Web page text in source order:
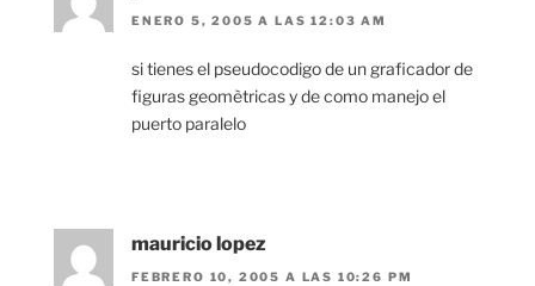
ENERO 5, 2005 A LAS 12:03 AM
si tienes el pseudocodigo de un graficador de
figuras geomètricas y de como manejo el
puerto paralelo
mauricio lopez
FEBRERO 10, 2005 A LAS 10:26 PM